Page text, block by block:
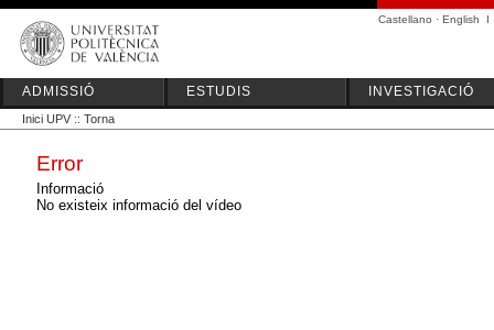
Castellano · English I
ADMISSIÓ ESTUDIS INVESTIGACIÓ
Inici UPV :: Torna
Error
Informació
No existeix informació del vídeo